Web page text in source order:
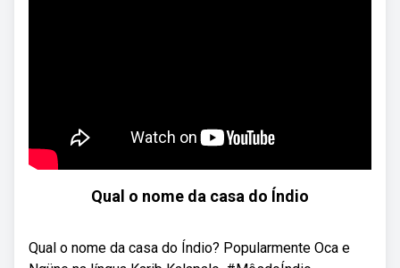
Qual o nome da casa do Índio
Qual o nome da casa do Índio? Popularmente Oca e